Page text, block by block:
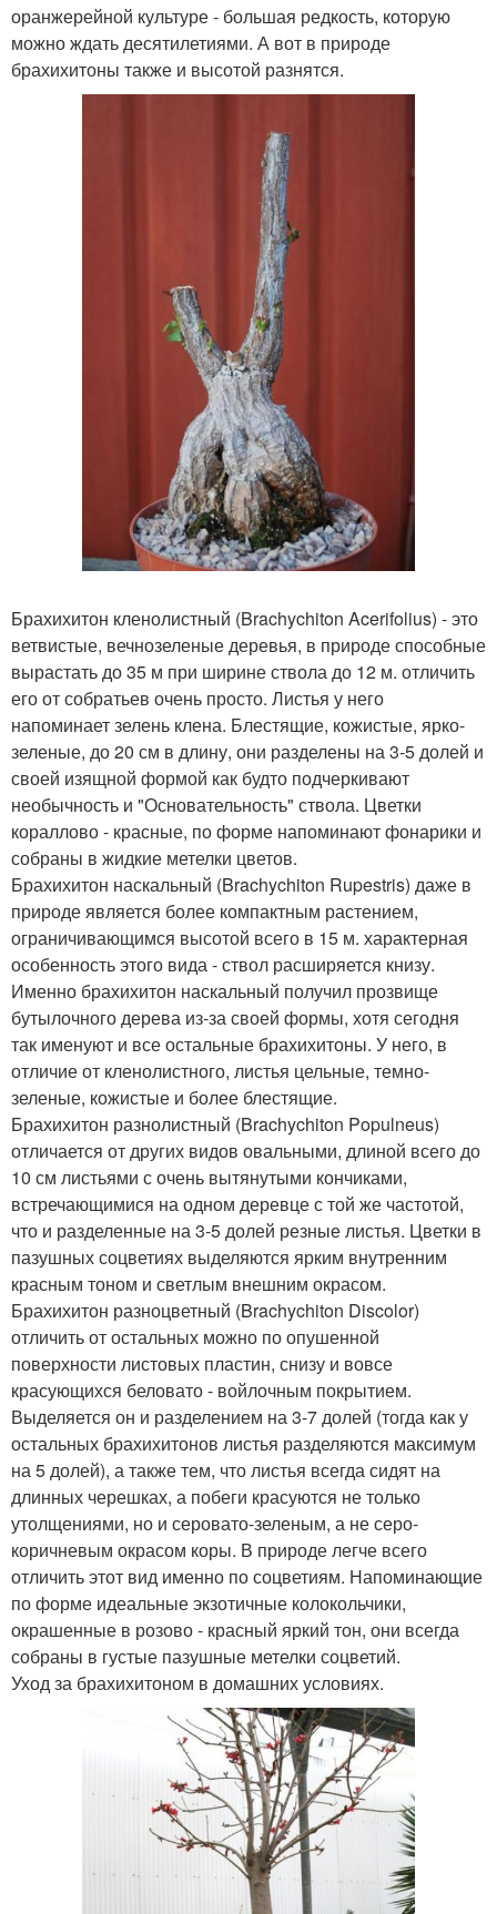
оранжерейной культуре - большая редкость, которую
можно ждать десятилетиями. А вот в природе
брахихитоны также и высотой разнятся.
Брахихитон кленолистный (Brachychiton Acerifolius) - это
ветвистые, вечнозеленые деревья, в природе способные
вырастать до 35 м при ширине ствола до 12 м. отличить
его от собратьев очень просто. Листья у него
напоминает зелень клена. Блестящие, кожистые, ярко-
зеленые, до 20 см в длину, они разделены на 3-5 долей и
своей изящной формой как будто подчеркивают
необычность и "Основательность" ствола. Цветки
кораллово - красные, по форме напоминают фонарики и
собраны в жидкие метелки цветов.
Брахихитон наскальный (Brachychiton Rupestris) даже в
природе является более компактным растением,
ограничивающимся высотой всего в 15 м. характерная
особенность этого вида - ствол расширяется книзу.
Именно брахихитон наскальный получил прозвище
бутылочного дерева из-за своей формы, хотя сегодня
так именуют и все остальные брахихитоны. У него, в
отличие от кленолистного, листья цельные, темно-
зеленые, кожистые и более блестящие.
Брахихитон разнолистный (Brachychiton Populneus)
отличается от других видов овальными, длиной всего до
10 см листьями с очень вытянутыми кончиками,
встречающимися на одном деревце с той же частотой,
что и разделенные на 3-5 долей резные листья. Цветки в
пазушных соцветиях выделяются ярким внутренним
красным тоном и светлым внешним окрасом.
Брахихитон разноцветный (Brachychiton Discolor)
отличить от остальных можно по опушенной
поверхности листовых пластин, снизу и вовсе
красующихся беловато - войлочным покрытием.
Выделяется он и разделением на 3-7 долей (тогда как у
остальных брахихитонов листья разделяются максимум
на 5 долей), а также тем, что листья всегда сидят на
длинных черешках, а побеги красуются не только
утолщениями, но и серовато-зеленым, а не серо-
коричневым окрасом коры. В природе легче всего
отличить этот вид именно по соцветиям. Напоминающие
по форме идеальные экзотичные колокольчики,
окрашенные в розово - красный яркий тон, они всегда
собраны в густые пазушные метелки соцветий.
Уход за брахихитоном в домашних условиях.